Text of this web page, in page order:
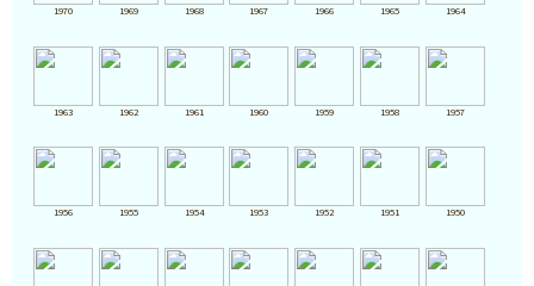
1970 1969 1968 1967 1966 1965 1964
1963 1962 1961 1960 1959 1958 1957
1956 1955 1954 1953 1952 1951 1950